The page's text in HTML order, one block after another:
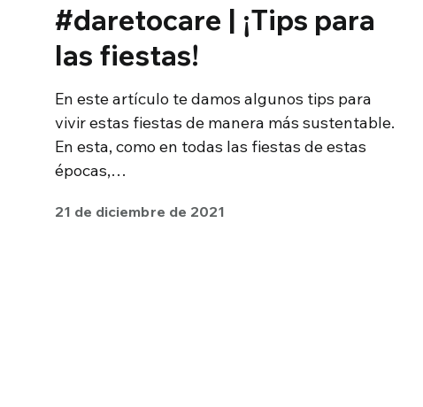
#daretocare | ¡Tips para
las fiestas!
En este artículo te damos algunos tips para
vivir estas fiestas de manera más sustentable.
En esta, como en todas las fiestas de estas
épocas,…
21 de diciembre de 2021